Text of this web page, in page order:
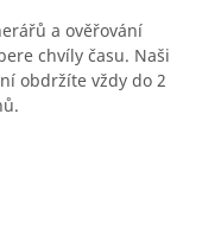
a ověřování
chvíly času. Naši
obdržíte vždy do 2